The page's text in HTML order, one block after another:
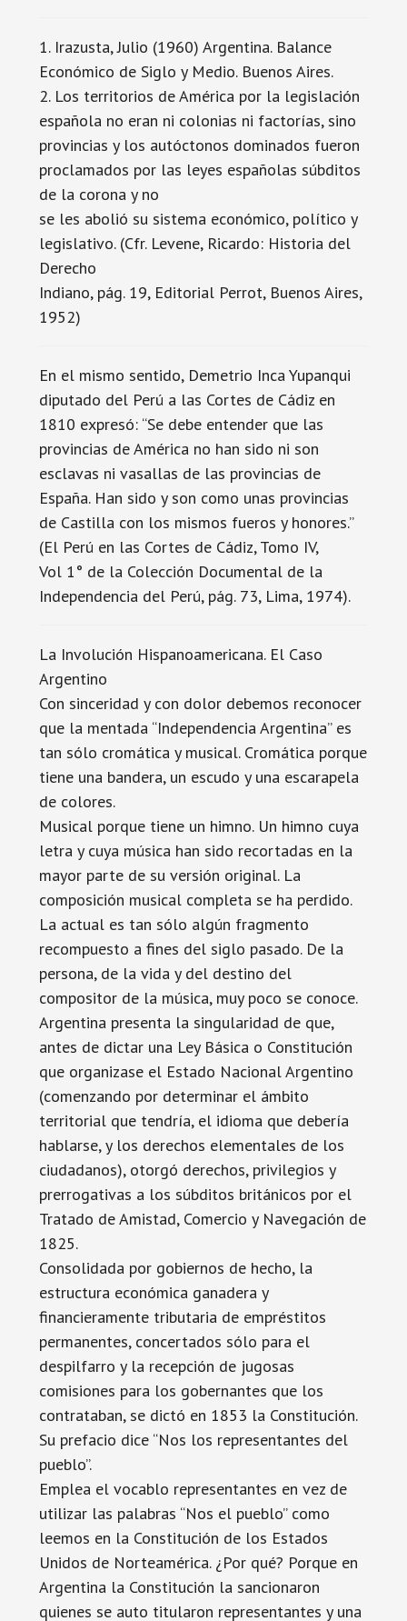
1. Irazusta, Julio (1960) Argentina. Balance
Económico de Siglo y Medio. Buenos Aires.
2. Los territorios de América por la legislación
española no eran ni colonias ni factorías, sino
provincias y los autóctonos dominados fueron
proclamados por las leyes españolas súbditos
de la corona y no
se les abolió su sistema económico, político y
legislativo. (Cfr. Levene, Ricardo: Historia del
Derecho
Indiano, pág. 19, Editorial Perrot, Buenos Aires,
1952)
En el mismo sentido, Demetrio Inca Yupanqui
diputado del Perú a las Cortes de Cádiz en
1810 expresó: “Se debe entender que las
provincias de América no han sido ni son
esclavas ni vasallas de las provincias de
España. Han sido y son como unas provincias
de Castilla con los mismos fueros y honores.”
(El Perú en las Cortes de Cádiz, Tomo IV,
Vol 1° de la Colección Documental de la
Independencia del Perú, pág. 73, Lima, 1974).
La Involución Hispanoamericana. El Caso
Argentino
Con sinceridad y con dolor debemos reconocer
que la mentada “Independencia Argentina” es
tan sólo cromática y musical. Cromática porque
tiene una bandera, un escudo y una escarapela
de colores.
Musical porque tiene un himno. Un himno cuya
letra y cuya música han sido recortadas en la
mayor parte de su versión original. La
composición musical completa se ha perdido.
La actual es tan sólo algún fragmento
recompuesto a fines del siglo pasado. De la
persona, de la vida y del destino del
compositor de la música, muy poco se conoce.
Argentina presenta la singularidad de que,
antes de dictar una Ley Básica o Constitución
que organizase el Estado Nacional Argentino
(comenzando por determinar el ámbito
territorial que tendría, el idioma que debería
hablarse, y los derechos elementales de los
ciudadanos), otorgó derechos, privilegios y
prerrogativas a los súbditos británicos por el
Tratado de Amistad, Comercio y Navegación de
1825.
Consolidada por gobiernos de hecho, la
estructura económica ganadera y
financieramente tributaria de empréstitos
permanentes, concertados sólo para el
despilfarro y la recepción de jugosas
comisiones para los gobernantes que los
contrataban, se dictó en 1853 la Constitución.
Su prefacio dice “Nos los representantes del
pueblo”.
Emplea el vocablo representantes en vez de
utilizar las palabras “Nos el pueblo” como
leemos en la Constitución de los Estados
Unidos de Norteamérica. ¿Por qué? Porque en
Argentina la Constitución la sancionaron
quienes se auto titularon representantes y una